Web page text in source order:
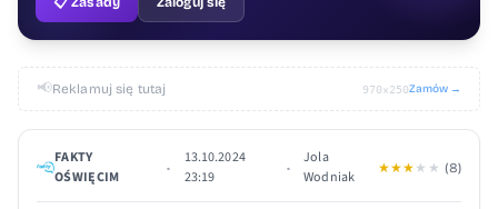
📢Reklamuj się tutaj 970×250Zamów →
FAKTY
OŚWIĘCIM
•
13.10.2024
23:19
•
Jola
Wodniak
★★★ ★ ★ (8)